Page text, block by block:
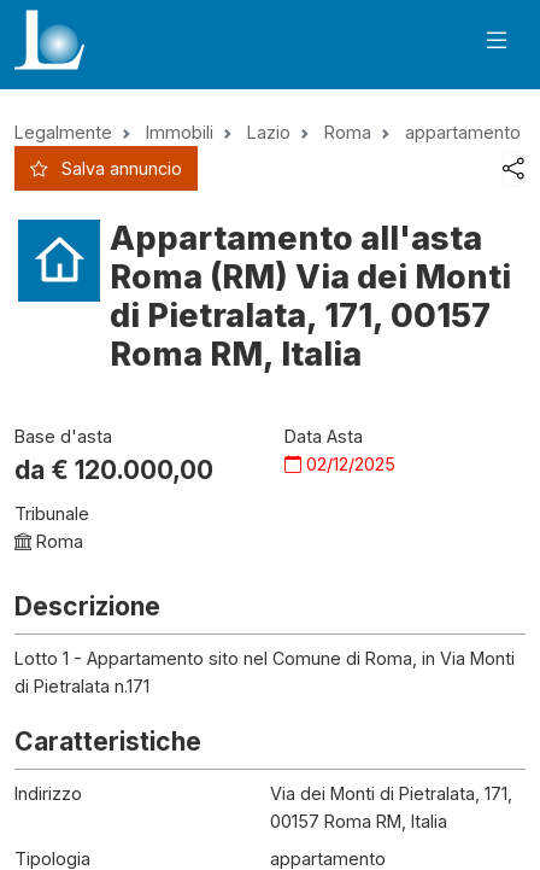
Legalmente Immobili Lazio Roma
appartamento
Salva annuncio
Appartamento all'asta
Roma (RM) Via dei Monti
di Pietralata, 171, 00157
Roma RM, Italia
Base d'asta
da € 120.000,00
Data Asta
02/12/2025
Tribunale
Roma
Descrizione
Lotto 1 - Appartamento sito nel Comune di Roma, in Via Monti
di Pietralata n.171
Caratteristiche
Indirizzo
Via dei Monti di Pietralata, 171,
00157 Roma RM, Italia
Tipologia
appartamento